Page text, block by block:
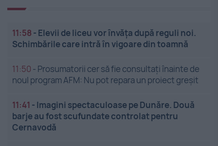
11:58 - Elevii de liceu vor învăța după reguli noi.
Schimbările care intră în vigoare din toamnă
11:50 - Prosumatorii cer să fie consultați înainte de
noul program AFM: Nu pot repara un proiect greșit
11:41 - Imagini spectaculoase pe Dunăre. Două
barje au fost scufundate controlat pentru
Cernavodă